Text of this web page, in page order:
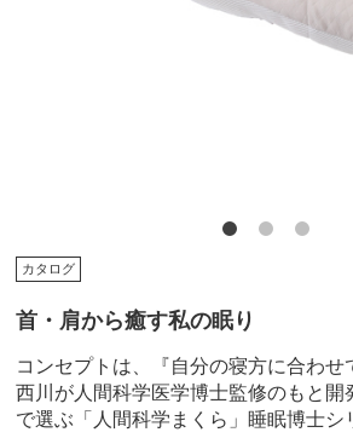
カタログ
首・肩から癒す私の眠り
コンセプトは、『自分の寝方に合わせ
西川が人間科学医学博士監修のもと開
で選ぶ「人間科学まくら」睡眠博士シ